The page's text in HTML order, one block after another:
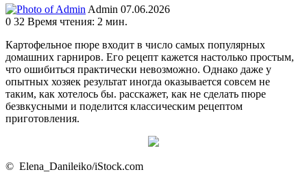
Admin Send
an
07.06.2026
0 32 Время чтения: 2 мин.
Картофельное пюре входит в число самых популярных
домашних гарниров. Его рецепт кажется настолько простым,
что ошибиться практически невозможно. Однако даже у
опытных хозяек результат иногда оказывается совсем не
таким, как хотелось бы. расскажет, как не сделать пюре
безвкусными и поделится классическим рецептом
приготовления.
© Elena_Danileiko/iStock.com